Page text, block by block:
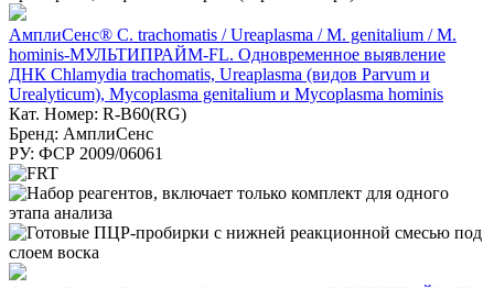
АмплиСенс® C. trachomatis / Ureaplasma / M. genitalium / M.
hominis-МУЛЬТИПРАЙМ-FL. Одновременное выявление
ДНК Chlamydia trachomatis, Ureaplasma (видов Parvum и
Urealyticum), Mycoplasma genitalium и Mycoplasma hominis
Кат. Номер: R-B60(RG)
Бренд: АмплиСенс
РУ: ФСР 2009/06061